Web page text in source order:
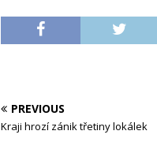
PREVIOUS
Kraji hrozí zánik třetiny lokálek